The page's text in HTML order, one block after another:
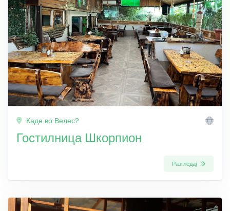
Каде во Велес?
Гостилница Шкорпион
Разгледај